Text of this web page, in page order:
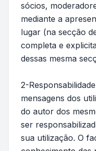
sócios,
mediante a
lugar (na secção
completa e
dessas mesma
2-
mensagens dos
do autor dos
ser
sua utilização. O